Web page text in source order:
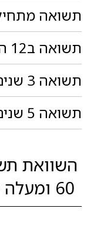
תשואה
תשואה ב12 החודשים האחרונים:
תשואה 3 שנים:
תשואה 5 שנים:
השוואת
60 ומעלה לבין המובילות בסגמנט: